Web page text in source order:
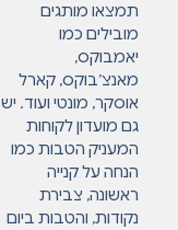
תמצאו מותגים
מובילים כמו
יאמבוקס,
מאנצ’בוקס, קארל
אוסקר, מונטי ועוד. יש
גם מועדון לקוחות
המעניק הטבות כמו
הנחה על קנייה
ראשונה, צבירת
נקודות, והטבות ביום